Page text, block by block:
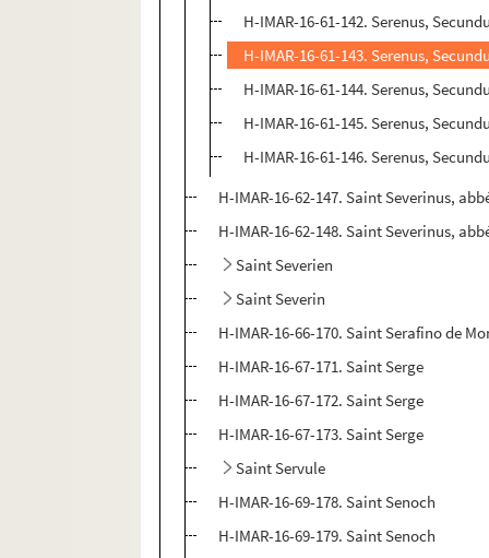
H-IMAR-16-61-142. Serenus,
H-IMAR-16-61-143. Serenus,
H-IMAR-16-61-144. Serenus,
H-IMAR-16-61-145. Serenus,
H-IMAR-16-61-146. Serenus,
H-IMAR-16-62-147. Saint Severinus,
H-IMAR-16-62-148. Saint Severinus,
Saint Severien
Saint Severin
H-IMAR-16-66-170. Saint Serafino de
H-IMAR-16-67-171. Saint Serge
H-IMAR-16-67-172. Saint Serge
H-IMAR-16-67-173. Saint Serge
Saint Servule
H-IMAR-16-69-178. Saint Senoch
H-IMAR-16-69-179. Saint Senoch